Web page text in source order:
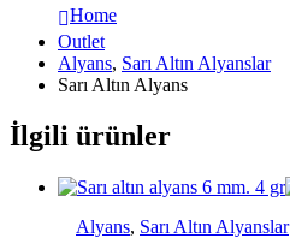
Home
Outlet
Alyans, Sarı Altın Alyanslar
Sarı Altın Alyans
İlgili ürünler
Alyans, Sarı Altın Alyanslar